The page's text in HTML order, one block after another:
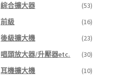
綜合擴大器
(53)
前級
(16)
後級擴大機
(23)
唱頭放大器/升壓器etc.
(30)
耳機擴大機
(10)